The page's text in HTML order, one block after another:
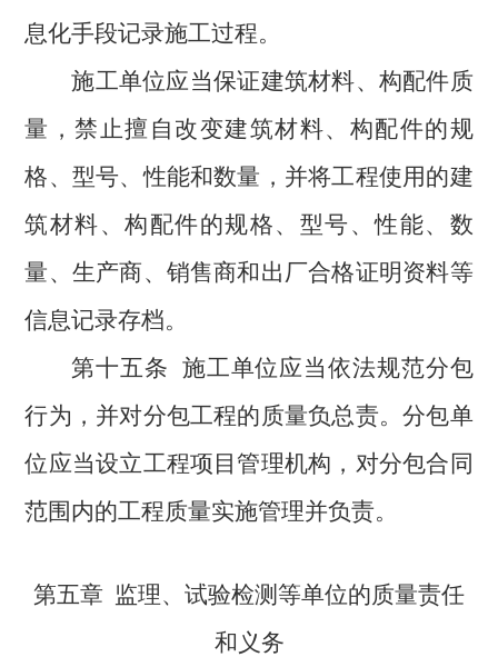
息化手段记录施工过程。
施工单位应当保证建筑材料、构配件质
量，禁止擅自改变建筑材料、构配件的规
格、型号、性能和数量，并将工程使用的建
筑材料、构配件的规格、型号、性能、数
量、生产商、销售商和出厂合格证明资料等
信息记录存档。
第十五条 施工单位应当依法规范分包
行为，并对分包工程的质量负总责。分包单
位应当设立工程项目管理机构，对分包合同
范围内的工程质量实施管理并负责。
第五章 监理、试验检测等单位的质量责任
和义务